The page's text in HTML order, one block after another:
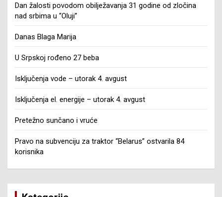
Dan žalosti povodom obilježavanja 31 godine od zločina
nad srbima u “Oluji”
Danas Blaga Marija
U Srpskoj rođeno 27 beba
Isključenja vode – utorak 4. avgust
Isključenja el. energije – utorak 4. avgust
Pretežno sunčano i vruće
Pravo na subvenciju za traktor “Belarus” ostvarila 84
korisnika